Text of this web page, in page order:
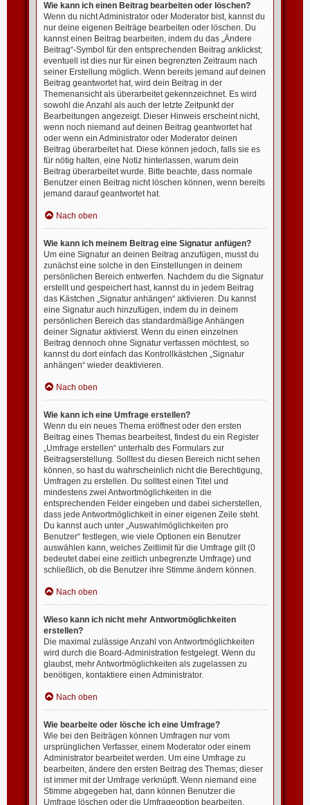
Wie kann ich einen Beitrag bearbeiten oder löschen?
Wenn du nicht Administrator oder Moderator bist, kannst du
nur deine eigenen Beiträge bearbeiten oder löschen. Du
kannst einen Beitrag bearbeiten, indem du das „Ändere
Beitrag“-Symbol für den entsprechenden Beitrag anklickst;
eventuell ist dies nur für einen begrenzten Zeitraum nach
seiner Erstellung möglich. Wenn bereits jemand auf deinen
Beitrag geantwortet hat, wird dein Beitrag in der
Themenansicht als überarbeitet gekennzeichnet. Es wird
sowohl die Anzahl als auch der letzte Zeitpunkt der
Bearbeitungen angezeigt. Dieser Hinweis erscheint nicht,
wenn noch niemand auf deinen Beitrag geantwortet hat
oder wenn ein Administrator oder Moderator deinen
Beitrag überarbeitet hat. Diese können jedoch, falls sie es
für nötig halten, eine Notiz hinterlassen, warum dein
Beitrag überarbeitet wurde. Bitte beachte, dass normale
Benutzer einen Beitrag nicht löschen können, wenn bereits
jemand darauf geantwortet hat.
Nach oben
Wie kann ich meinem Beitrag eine Signatur anfügen?
Um eine Signatur an deinen Beitrag anzufügen, musst du
zunächst eine solche in den Einstellungen in deinem
persönlichen Bereich entwerfen. Nachdem du die Signatur
erstellt und gespeichert hast, kannst du in jedem Beitrag
das Kästchen „Signatur anhängen“ aktivieren. Du kannst
eine Signatur auch hinzufügen, indem du in deinem
persönlichen Bereich das standardmäßige Anhängen
deiner Signatur aktivierst. Wenn du einen einzelnen
Beitrag dennoch ohne Signatur verfassen möchtest, so
kannst du dort einfach das Kontrollkästchen „Signatur
anhängen“ wieder deaktivieren.
Nach oben
Wie kann ich eine Umfrage erstellen?
Wenn du ein neues Thema eröffnest oder den ersten
Beitrag eines Themas bearbeitest, findest du ein Register
„Umfrage erstellen“ unterhalb des Formulars zur
Beitragserstellung. Solltest du diesen Bereich nicht sehen
können, so hast du wahrscheinlich nicht die Berechtigung,
Umfragen zu erstellen. Du solltest einen Titel und
mindestens zwei Antwortmöglichkeiten in die
entsprechenden Felder eingeben und dabei sicherstellen,
dass jede Antwortmöglichkeit in einer eigenen Zeile steht.
Du kannst auch unter „Auswahlmöglichkeiten pro
Benutzer“ festlegen, wie viele Optionen ein Benutzer
auswählen kann, welches Zeitlimit für die Umfrage gilt (0
bedeutet dabei eine zeitlich unbegrenzte Umfrage) und
schließlich, ob die Benutzer ihre Stimme ändern können.
Nach oben
Wieso kann ich nicht mehr Antwortmöglichkeiten
erstellen?
Die maximal zulässige Anzahl von Antwortmöglichkeiten
wird durch die Board-Administration festgelegt. Wenn du
glaubst, mehr Antwortmöglichkeiten als zugelassen zu
benötigen, kontaktiere einen Administrator.
Nach oben
Wie bearbeite oder lösche ich eine Umfrage?
Wie bei den Beiträgen können Umfragen nur vom
ursprünglichen Verfasser, einem Moderator oder einem
Administrator bearbeitet werden. Um eine Umfrage zu
bearbeiten, ändere den ersten Beitrag des Themas; dieser
ist immer mit der Umfrage verknüpft. Wenn niemand eine
Stimme abgegeben hat, dann können Benutzer die
Umfrage löschen oder die Umfrageoption bearbeiten.